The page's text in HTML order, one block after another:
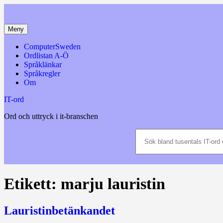
innehåll
Meny
ComputerSweden
Ordlistan A-Ö
Språklänkar
Språkregler
Om
IT-ord
Ord och uttryck i it-branschen
bland
och
datatermer
Etikett: marju lauristin
Lauristinbetänkandet